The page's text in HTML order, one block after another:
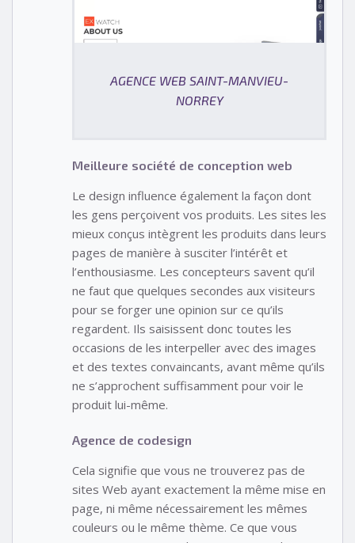
AGENCE WEB SAINT-MANVIEU-
NORREY
Meilleure société de conception web
Le design influence également la façon dont
les gens perçoivent vos produits. Les sites les
mieux conçus intègrent les produits dans leurs
pages de manière à susciter l’intérêt et
l’enthousiasme. Les concepteurs savent qu’il
ne faut que quelques secondes aux visiteurs
pour se forger une opinion sur ce qu’ils
regardent. Ils saisissent donc toutes les
occasions de les interpeller avec des images
et des textes convaincants, avant même qu’ils
ne s’approchent suffisamment pour voir le
produit lui-même.
Agence de codesign
Cela signifie que vous ne trouverez pas de
sites Web ayant exactement la même mise en
page, ni même nécessairement les mêmes
couleurs ou le même thème. Ce que vous